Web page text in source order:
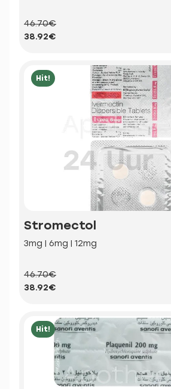
46.70€
38.92€
Hit!
Stromectol
3mg | 6mg | 12mg
46.70€
38.92€
Hit!